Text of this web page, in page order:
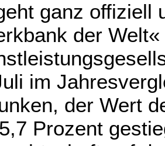
ganz offiziell
der
im
der Wert
Prozent